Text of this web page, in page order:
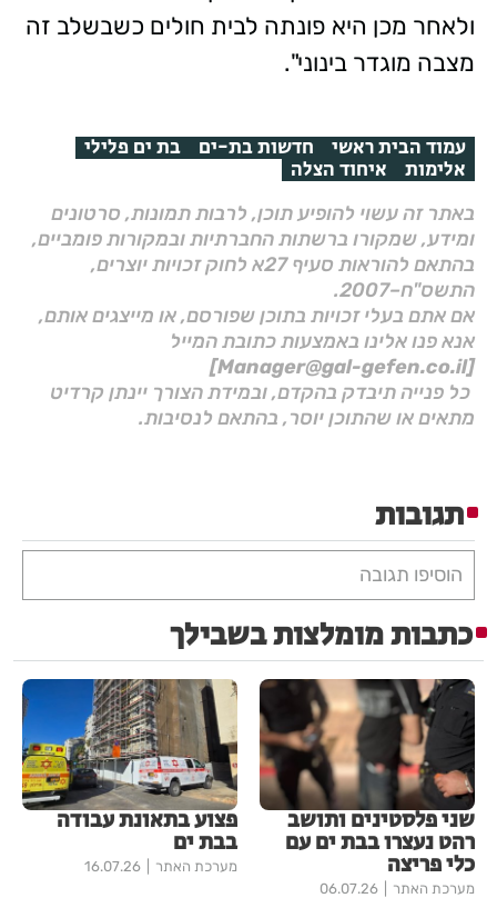
ולאחר מכן היא פונתה לבית חולים כשבשלב זה
מצבה מוגדר בינוני".
עמוד הבית ראשי חדשות בת-ים בת ים פלילי
אלימות איחוד הצלה
באתר זה עשוי להופיע תוכן, לרבות תמונות, סרטונים
ומידע, שמקורו ברשתות החברתיות ובמקורות פומביים,
בהתאם להוראות סעיף 27א לחוק זכויות יוצרים,
התשס"ח–2007.
אם אתם בעלי זכויות בתוכן שפורסם, או מייצגים אותם,
אנא פנו אלינו באמצעות כתובת המייל
[Manager@gal-gefen.co.il]
כל פנייה תיבדק בהקדם, ובמידת הצורך יינתן קרדיט
מתאים או שהתוכן יוסר, בהתאם לנסיבות.
תגובות
הוסיפו תגובה
כתבות מומלצות בשבילך
שני פלסטינים ותושב
רהט נעצרו בבת ים עם
כלי פריצה
מערכת האתר 06.07.26
פצוע בתאונת עבודה
בבת ים
מערכת האתר 16.07.26